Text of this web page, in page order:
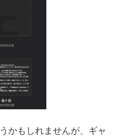
かもしれませんが、ギャ